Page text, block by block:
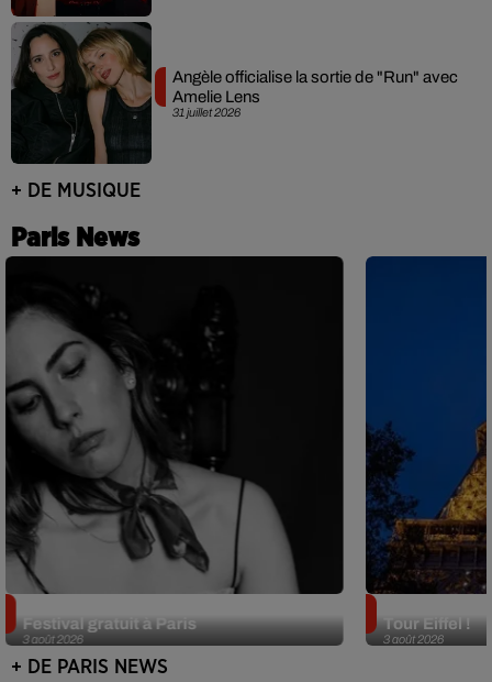
31 juillet 2026
Angèle officialise la sortie de "Run" avec
Amelie Lens
+ DE MUSIQUE
Paris News
3 août 2026
Festival gratuit à Paris
3 août 2026
Tour Eiffel !
+ DE PARIS NEWS